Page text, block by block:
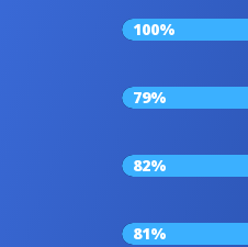
100%
79%
82%
81%